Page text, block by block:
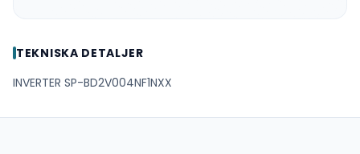
TEKNISKA DETALJER
INVERTER SP-BD2V004NF1NXX